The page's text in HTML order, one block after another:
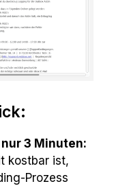
3 Minuten:
kostbar ist,
Prozess